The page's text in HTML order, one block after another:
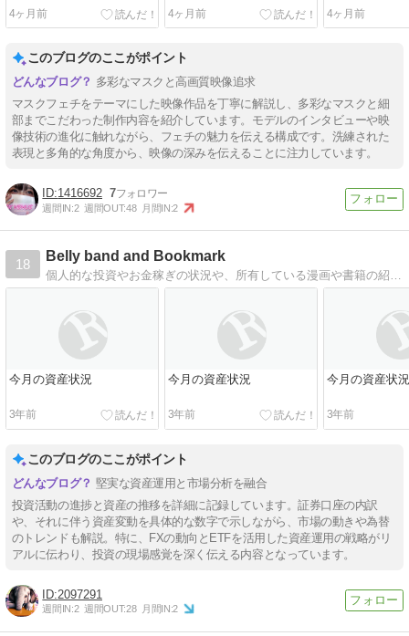
4ヶ月前
4ヶ月前 4ヶ月前
このブログのここがポイント
多彩なマスクと高画質映像追求
マスクフェチをテーマにした映像作品を丁寧に解説し、多彩なマスクと細
部までこだわった制作内容を紹介しています。モデルのインタビューや映
像技術の進化に触れながら、フェチの魅力を伝える構成です。洗練された
表現と多角的な角度から、映像の深みを伝えることに注力しています。
1416692 7
週間IN:2 週間OUT:48 月間IN:2
18
Belly band and Bookmark
個人的な投資やお金稼ぎの状況や、所有している漫画や書籍の紹介をする予定のブログ。｜Belly band and Bookmark
今月の資産状況
3年前
今月の資産状況
3年前
今月の資産状況
3年前
このブログのここがポイント
堅実な資産運用と市場分析を融合
投資活動の進捗と資産の推移を詳細に記録しています。証券口座の内訳
や、それに伴う資産変動を具体的な数字で示しながら、市場の動きや為替
のトレンドも解説。特に、FXの動向とETFを活用した資産運用の戦略がリ
アルに伝わり、投資の現場感覚を深く伝える内容となっています。
2097291
週間IN:2 週間OUT:28 月間IN:2